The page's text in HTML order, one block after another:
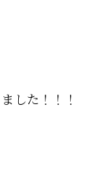
した！！！